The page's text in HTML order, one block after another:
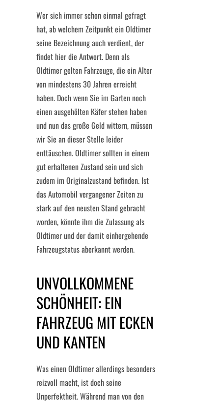
Wer sich immer schon einmal gefragt
hat, ab welchem Zeitpunkt ein Oldtimer
seine Bezeichnung auch verdient, der
findet hier die Antwort. Denn als
Oldtimer gelten Fahrzeuge, die ein Alter
von mindestens 30 Jahren erreicht
haben. Doch wenn Sie im Garten noch
einen ausgehölten Käfer stehen haben
und nun das große Geld wittern, müssen
wir Sie an dieser Stelle leider
enttäuschen. Oldtimer sollten in einem
gut erhaltenen Zustand sein und sich
zudem im Originalzustand befinden. Ist
das Automobil vergangener Zeiten zu
stark auf den neusten Stand gebracht
worden, könnte ihm die Zulassung als
Oldtimer und der damit einhergehende
Fahrzeugstatus aberkannt werden.
UNVOLLKOMMENE
SCHÖNHEIT: EIN
FAHRZEUG MIT ECKEN
UND KANTEN
Was einen Oldtimer allerdings besonders
reizvoll macht, ist doch seine
Unperfektheit. Während man von den